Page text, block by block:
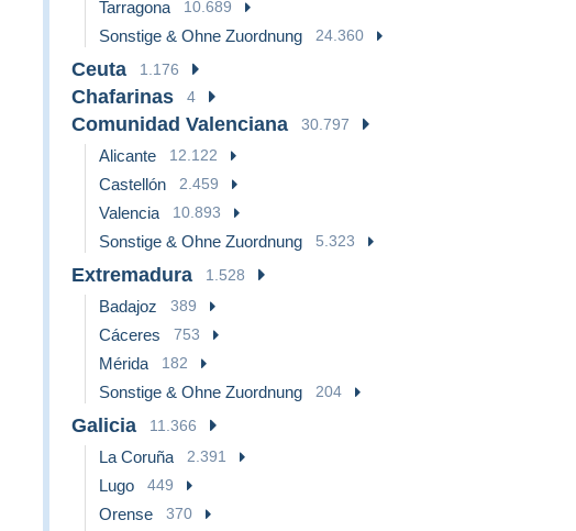
Tarragona 10.689
Sonstige & Ohne Zuordnung 24.360
Ceuta 1.176
Chafarinas 4
Comunidad Valenciana 30.797
Alicante 12.122
Castellón 2.459
Valencia 10.893
Sonstige & Ohne Zuordnung 5.323
Extremadura 1.528
Badajoz 389
Cáceres 753
Mérida 182
Sonstige & Ohne Zuordnung 204
Galicia 11.366
La Coruña 2.391
Lugo 449
Orense 370